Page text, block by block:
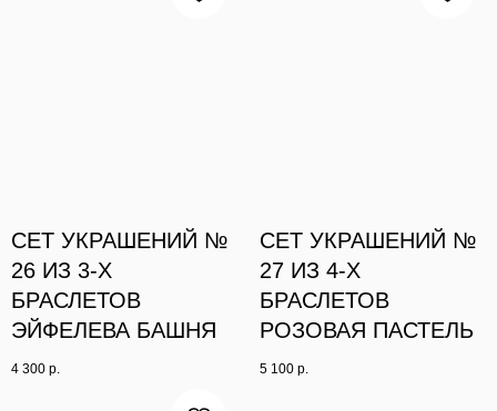
СЕТ УКРАШЕНИЙ №
26 ИЗ 3-Х
БРАСЛЕТОВ
ЭЙФЕЛЕВА БАШНЯ
4 300 р.
СЕТ УКРАШЕНИЙ №
27 ИЗ 4-Х
БРАСЛЕТОВ
РОЗОВАЯ ПАСТЕЛЬ
5 100 р.